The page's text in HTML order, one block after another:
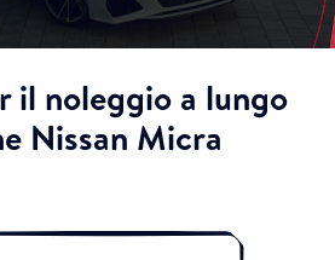
il noleggio a lungo
Nissan Micra